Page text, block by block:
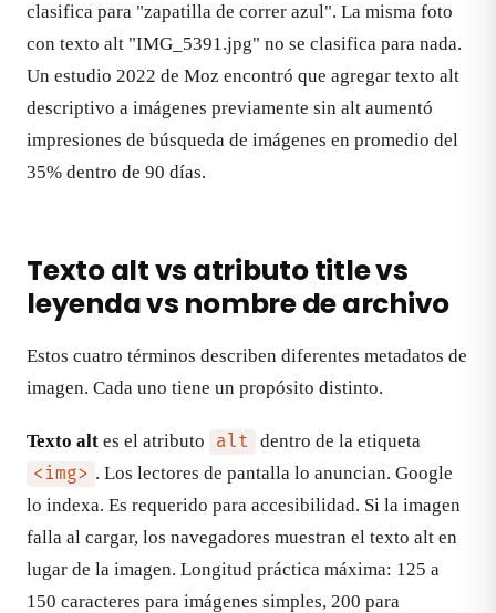
clasifica para "zapatilla de correr azul". La misma foto
con texto alt "IMG_5391.jpg" no se clasifica para nada.
Un estudio 2022 de Moz encontró que agregar texto alt
descriptivo a imágenes previamente sin alt aumentó
impresiones de búsqueda de imágenes en promedio del
35% dentro de 90 días.
Texto alt vs atributo title vs
leyenda vs nombre de archivo
Estos cuatro términos describen diferentes metadatos de
imagen. Cada uno tiene un propósito distinto.
Texto alt es el atributo alt
dentro de la etiqueta
<img> . Los lectores de pantalla lo anuncian. Google
lo indexa. Es requerido para accesibilidad. Si la imagen
falla al cargar, los navegadores muestran el texto alt en
lugar de la imagen. Longitud práctica máxima: 125 a
150 caracteres para imágenes simples, 200 para